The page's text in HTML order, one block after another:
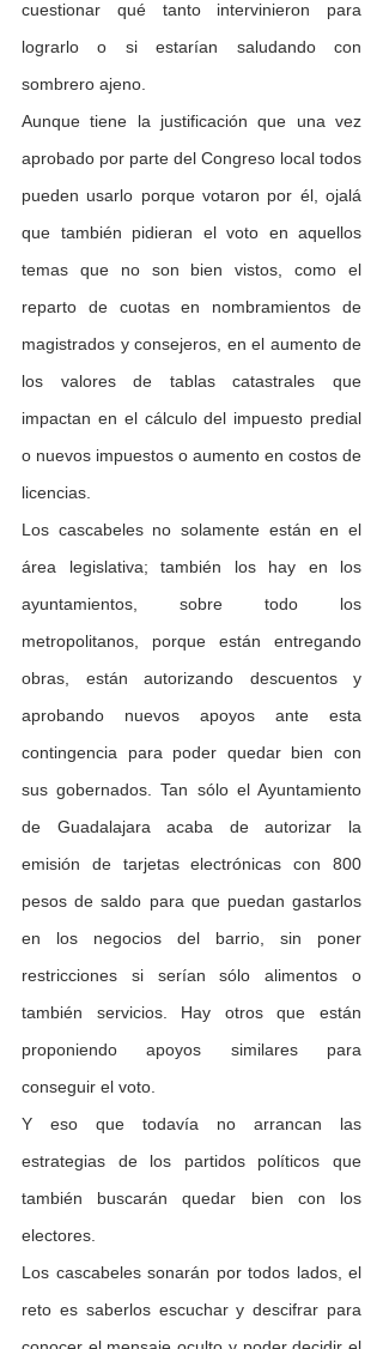
cuestionar qué tanto intervinieron para
lograrlo o si estarían saludando con
sombrero ajeno.
Aunque tiene la justificación que una vez
aprobado por parte del Congreso local todos
pueden usarlo porque votaron por él, ojalá
que también pidieran el voto en aquellos
temas que no son bien vistos, como el
reparto de cuotas en nombramientos de
magistrados y consejeros, en el aumento de
los valores de tablas catastrales que
impactan en el cálculo del impuesto predial
o nuevos impuestos o aumento en costos de
licencias.
Los cascabeles no solamente están en el
área legislativa; también los hay en los
ayuntamientos, sobre todo los
metropolitanos, porque están entregando
obras, están autorizando descuentos y
aprobando nuevos apoyos ante esta
contingencia para poder quedar bien con
sus gobernados. Tan sólo el Ayuntamiento
de Guadalajara acaba de autorizar la
emisión de tarjetas electrónicas con 800
pesos de saldo para que puedan gastarlos
en los negocios del barrio, sin poner
restricciones si serían sólo alimentos o
también servicios. Hay otros que están
proponiendo apoyos similares para
conseguir el voto.
Y eso que todavía no arrancan las
estrategias de los partidos políticos que
también buscarán quedar bien con los
electores.
Los cascabeles sonarán por todos lados, el
reto es saberlos escuchar y descifrar para